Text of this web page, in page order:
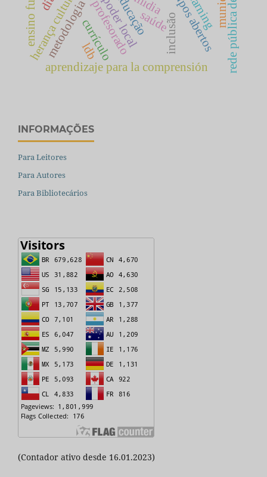
educação inclusão
aprendizaje para la comprensión
herança cultural saúde
metodologia grupos abertos
poder local
currículo
ldb
INFORMAÇÕES
Para Leitores
Para Autores
Para Bibliotecários
(Contador ativo desde 16.01.2023)